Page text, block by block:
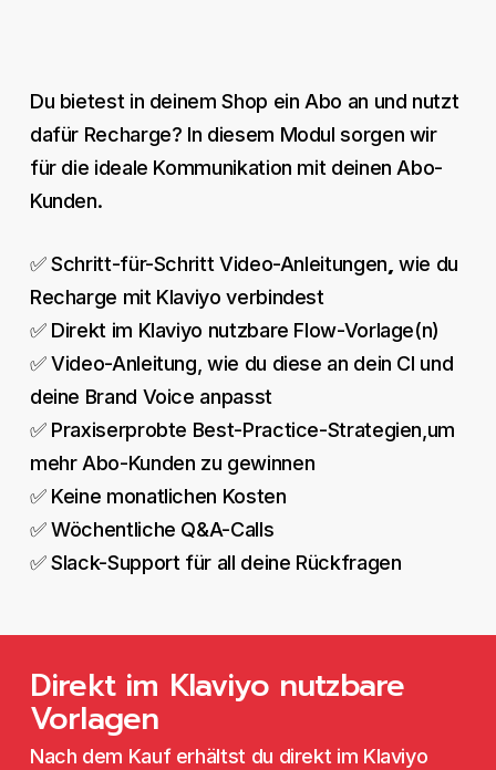
Du bietest in deinem Shop ein Abo an und nutzt
dafür Recharge? In diesem Modul sorgen wir
für die ideale Kommunikation mit deinen Abo-
Kunden.
✅ Schritt-für-Schritt Video-Anleitungen, wie du
Recharge mit Klaviyo verbindest
✅ Direkt im Klaviyo nutzbare Flow-Vorlage(n)
✅ Video-Anleitung, wie du diese an dein CI und
deine Brand Voice anpasst
✅ Praxiserprobte Best-Practice-Strategien,um
mehr Abo-Kunden zu gewinnen
✅ Keine monatlichen Kosten
✅ Wöchentliche Q&A-Calls
✅ Slack-Support für all deine Rückfragen
Direkt im Klaviyo nutzbare
Vorlagen
Nach dem Kauf erhältst du direkt im Klaviyo